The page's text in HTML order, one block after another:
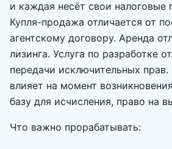
и каждая несёт свои налоговые
Купля-продажа отличается от
агентскому договору. Аренда
лизинга. Услуга по разработке
передачи исключительных
влияет на момент
базу для исчисления, право на
Что важно прорабатывать: